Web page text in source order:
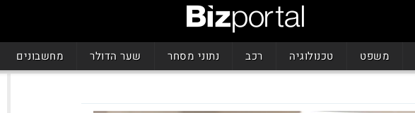
משפט טכנולוגיה רכב נתוני מסחר שער הדולר מחשבונים